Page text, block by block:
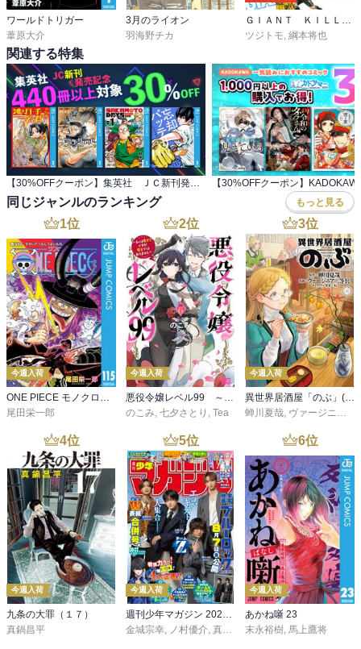
ワールドトリガー
葦原大介
3月のライオン
羽海野チカ
ツジトモ 綱本将也
関連する特集
同じジャンルのランキング もっと見る
1位
今週入荷
ONE PIECE モノクロ版 115
尾田栄一郎
2位
今週入荷
悪役令嬢レベル99 ～私は裏ボスですが魔王ではありません～ その６
のこみ, 七夕さとり , Tea
3位
今週入荷
異世界居酒屋「のぶ」(22)
蝉川夏哉, ヴァージニア二等兵
4位
今週入荷
九条の大罪（１７）
真鍋昌平
5位
今週入荷
週刊少年マガジン 2026年36・37号[2026年8月5日発売]
金城宗幸, ノ村優介, 真島ヒロ ,宮島礼吏,新川直司
6位
今週入荷
あかね噺 23
末永裕樹, 馬上鷹将